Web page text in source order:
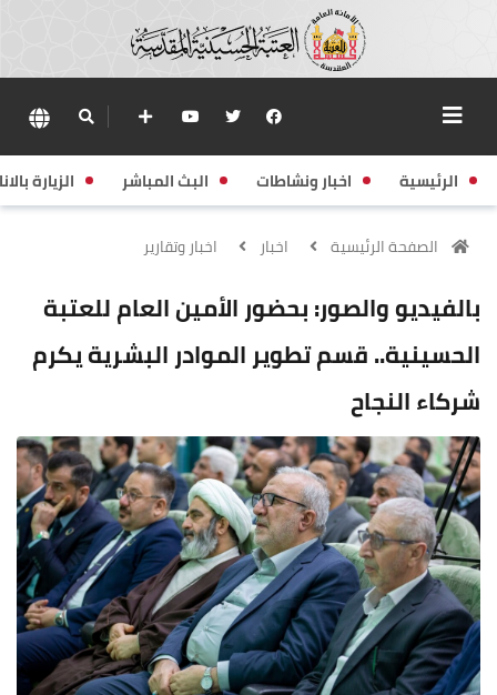
الرئيسية اخبار ونشاطات البث المباشر الزيارة
الصفحة الرئيسية اخبار اخبار وتقارير
بالفيديو والصور: بحضور الأمين العام للعتبة
الحسينية.. قسم تطوير الموادر البشرية يكرم
شركاء النجاح